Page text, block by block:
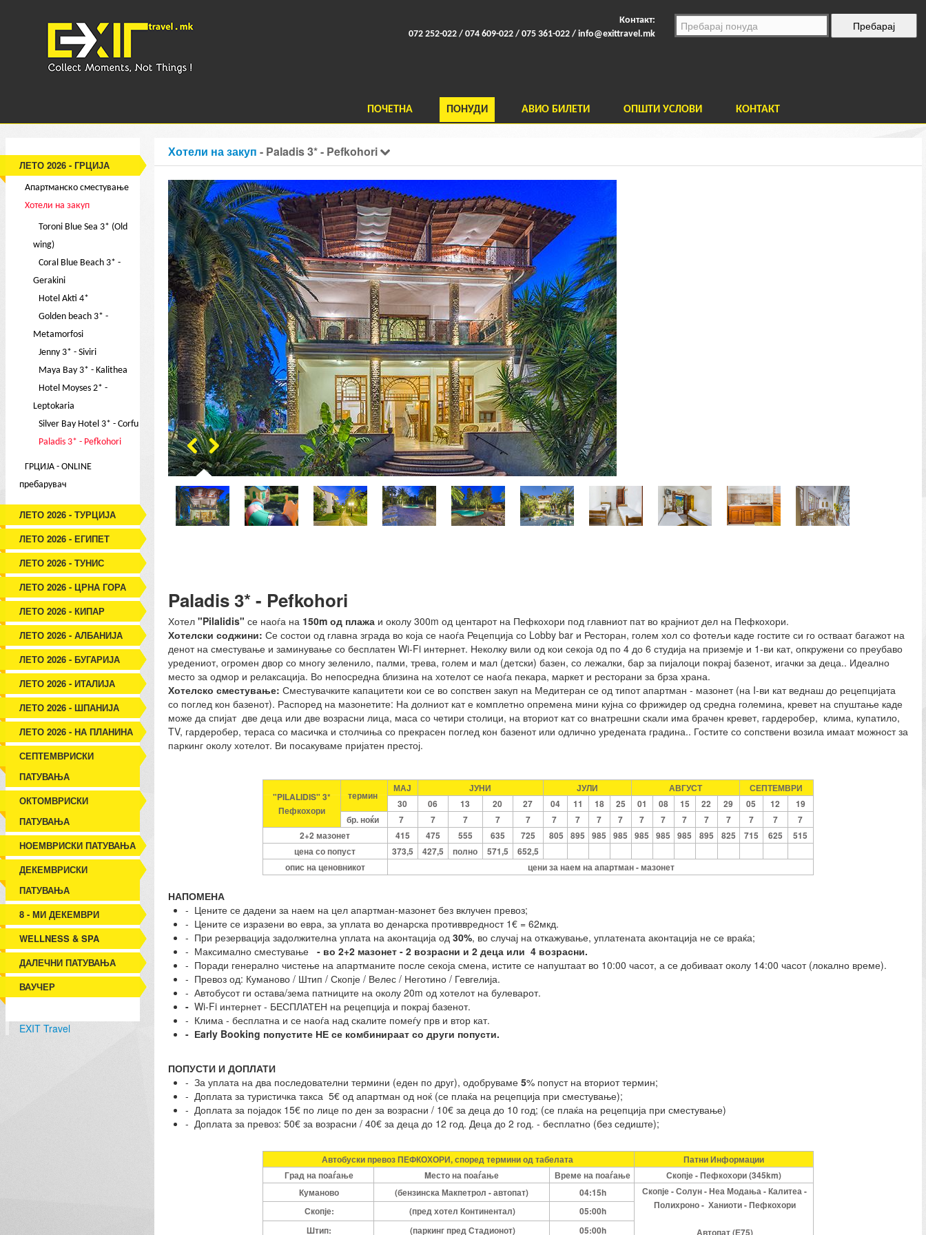
Контакт:
072 252-022 / 074 609-022 / 075 361-022 / info@exittravel.mk
ПОЧЕТНА ПОНУДИ АВИО БИЛЕТИ ОПШТИ УСЛОВИ КОНТАКТ
ЛЕТО 2026 - ГРЦИЈА
Апартманско сместување
Хотели на закуп
Toroni Blue Sea 3* (Old
wing)
Coral Blue Beach 3* -
Gerakini
Hotel Akti 4*
Golden beach 3* -
Metamorfosi
Jenny 3* - Siviri
Maya Bay 3* - Kalithea
Hotel Moyses 2* -
Leptokaria
Silver Bay Hotel 3* - Corfu
Paladis 3* - Pefkohori
ГРЦИЈА - ONLINE
пребарувач
ЛЕТО 2026 - ТУРЦИЈА
ЛЕТО 2026 - ЕГИПЕТ
ЛЕТО 2026 - ТУНИС
ЛЕТО 2026 - ЦРНА ГОРА
ЛЕТО 2026 - КИПАР
ЛЕТО 2026 - АЛБАНИЈА
ЛЕТО 2026 - БУГАРИЈА
ЛЕТО 2026 - ИТАЛИЈА
ЛЕТО 2026 - ШПАНИЈА
ЛЕТО 2026 - НА ПЛАНИНА
СЕПТЕМВРИСКИ
ПАТУВАЊА
ОКТОМВРИСКИ
ПАТУВАЊА
НОЕМВРИСКИ ПАТУВАЊА
ДЕКЕМВРИСКИ
ПАТУВАЊА
8 - МИ ДЕКЕМВРИ
WELLNESS & SPA
ДАЛЕЧНИ ПАТУВАЊА
ВАУЧЕР
EXIT Travel
Хотели на закуп - Paladis 3* - Pefkohori
Paladis 3* - Pefkohori
Хотел "Pilalidis" се наоѓа на 150m од плажаи околу 300m од центарот на Пефкохори под главниот пат во крајниот дел на Пефкохори.
Хотелски соджини: Се состои од главна зграда во која се наоѓа Рецепција со Lobby bar и Ресторан, голем хол со фотељи каде гостите си го остваат багажот на
денот на сместување и заминување со бесплатен Wi-Fi интернет. Неколку вили од кои секоја oд по 4 до 6 студија на приземје и 1-ви кат, опкружени со преубаво
уредениот, огромен двор со многу зеленило, палми, трева, голем и мал (детски) базен, со лежалки, бар за пијалоци покрај базенот, игачки за деца.. Идеално
место за одмор и релаксација. Во непосредна близина на хотелот се наоѓа пекара, маркет и ресторани за брза храна.
Хотелско сместување: Сместувачките капацитети кои се во сопствен закуп на Медитеран се од типот апартман - мазонет (на I-ви кат веднаш до рецепцијата
со поглед кон базенот). Распоред на мазонетите: На долниот кат е комплетно опремена мини кујна со фрижидер од средна големина, кревет на спуштање каде
може да спијат две деца или две возрасни лица, маса со четири столици, на вториот кат со внатрешни скали има брачен кревет, гардеробер, клима, купатило,
TV, гардеробер, тераса со масичка и столчиња со прекрасен поглед кон базенот или одлично уредената градина.. Гостите со сопствени возила имаат можност за
паркинг околу хотелот. Ви посакуваме пријатен престој.
"PILALIDIS" 3*
Пефкохори
термин
МАЈ ЈУНИ ЈУЛИ АВГУСТ
СЕПТЕМВРИ
30
06 13 20 27 04 11 18 25 01 08 15 22 29 05 12
19
бр. ноќи
7 7 7 7 7 7 7 7 7 7 7 7 7 7 7 7
7
2+2 мазонет
415 475 555 635 725 805 895 985 985 985 985 985 895 825 715 625
515
цена со попуст
373,5 427,5 полно 571,5
652,5
опис на ценовникот
цени за наем на апартман - мазонет
НАПОМЕНА
- Цените се дадени за наем на цел апартман-мазонет без вклучен превоз;
- Цените се изразени во евра, за уплата во денарска противвредност 1€ = 62мкд.
- При резервација задолжителна уплата на аконтација од 30%, во случај на откажување, уплатената аконтација не се враќа;
- Максимално сместување - во 2+2 мазонет - 2 возрасни и 2 деца или 4 возрасни.
- Поради генерално чистење на апартманите после секоја смена, истите се напуштаат во 10:00 часот, а се добиваат околу 14:00 часот (локално време).
- Превоз од: Куманово / Штип / Скопје / Велес / Неготино / Гевгелија.
- Автобусот ги остава/зема патниците на околу 20m од хотелот на булеварот.
- Wi-Fi интернет - БЕСПЛАТЕН на рецепција и покрај базенот.
- Клима - бесплатна и се наоѓа над скалите помеѓу прв и втор кат.
- Еarly Booking попустите НЕ се комбинираат со други попусти.
ПОПУСТИ И ДОПЛАТИ
- За уплата на два последователни термини (еден по друг), одобруваме 5% попуст на вториот термин;
- Доплата за туристичка такса 5€ од апартман од ноќ (се плаќа на рецепција при сместување);
- Доплата за појадок 15€ по лице по ден за возрасни / 10€ за деца до 10 год; (се плаќа на рецепција при сместување)
- Доплата за превоз: 50€ за возрасни / 40€ за деца до 12 год. Деца до 2 год. - бесплатно (без седиште);
Автобуски превоз ПЕФКОХОРИ, според термини од табелата
Патни Информации
Град на поаѓање
Mесто на поаѓање Време на поаѓање
Скопје - Пефкохори (345km)
Куманово
(бензинска Макпетрол - автопат) 04:15h
Скопје - Солун - Неа Модања - Калитеа -
Полихроно - Ханиоти - Пефкохори
Автопат (Е75)
Скопје: (пред хотел Континентал)
05:00h
Штип:
(паркинг пред Стадионот) 05:00h